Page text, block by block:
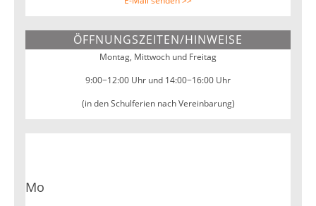
ÖFFNUNGSZEITEN/HINWEISE
Montag, Mittwoch und Freitag
9:00−12:00 Uhr und 14:00−16:00 Uhr
(in den Schulferien nach Vereinbarung)
Mo